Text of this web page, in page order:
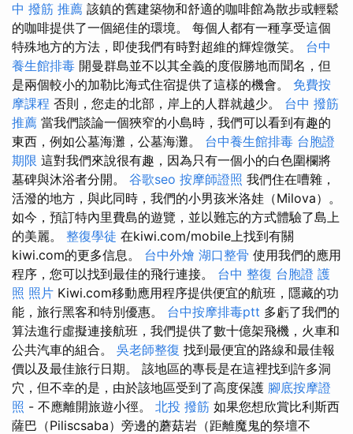
中 撥筋 推薦 該鎮的舊建築物和舒適的咖啡館為散步或輕鬆
的咖啡提供了一個絕佳的環境。 每個人都有一種享受這個
特殊地方的方法，即使我們有時對超維的輝煌微笑。 台中
養生館排毒 開曼群島並不以其全義的度假勝地而聞名，但
是兩個較小的加勒比海式住宿提供了這樣的機會。 免費按
摩課程 否則，您走的北部，岸上的人群就越少。 台中 撥筋
推薦 當我們談論一個狹窄的小島時，我們可以看到有趣的
東西，例如公墓海灘，公墓海灘。 台中養生館排毒 台胞證
期限 這對我們來說很有趣，因為只有一個小的白色圍欄將
墓碑與沐浴者分開。 谷歌seo 按摩師證照 我們住在嘈雜，
活潑的地方，與此同時，我們的小男孩米洛娃（Milova）。
如今，預訂特內里費島的遊覽，並以難忘的方式體驗了島上
的美麗。 整復學徒 在kiwi.com/mobile上找到有關
kiwi.com的更多信息。 台中外燴 湖口整骨 使用我們的應用
程序，您可以找到最佳的飛行連接。 台中 整復 台胞證 護
照 照片 Kiwi.com移動應用程序提供便宜的航班，隱藏的功
能，旅行黑客和特別優惠。 台中按摩排毒ptt 多虧了我們的
算法進行虛擬連接航班，我們提供了數十億架飛機，火車和
公共汽車的組合。 吳老師整復 找到最便宜的路線和最佳報
價以及最佳旅行日期。 該地區的專長是在這裡找到許多洞
穴，但不幸的是，由於該地區受到了高度保護 腳底按摩證
照 - 不應離開旅遊小徑。 北投 撥筋 如果您想欣賞比利斯西
薩巴（Piliscsaba）旁邊的蘑菇岩（距離魔鬼的祭壇不